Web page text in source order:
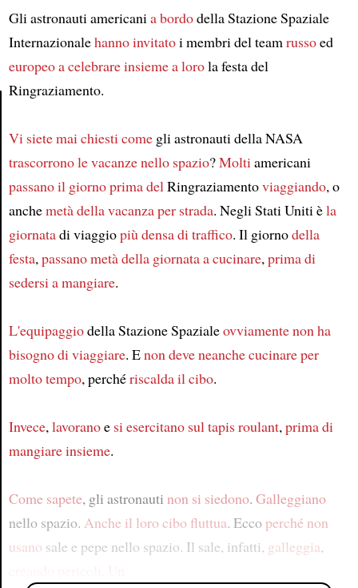
Article
Gli astronauti americania bordodella Stazione Spaziale
Internazionalehanno invitatoi membri del teamrussoed
europeoa celebrareinsieme a lorola festa del
Ringraziamento.
Vi siete mai chiesticomegli astronauti della NASA
trascorronole vacanzenello spazio?Moltiamericani
passanoil giornoprima delRingraziamentoviaggiando, o
anchemetàdella vacanzaper strada. Negli Stati Uniti èla
giornatadi viaggiopiù densa di traffico. Il giornodella
festa,passanometà della giornataa cucinare,prima di
sedersia mangiare.
L'equipaggiodella Stazione Spazialeovviamentenon ha
bisognodi viaggiare. Enon deveneanchecucinareper
molto tempo, perchériscaldail cibo.
Invece,lavoranoe si esercitano sul tapis roulant,prima di
mangiareinsieme.
Come sapete, gli astronauti non si siedono. Galleggiano
nello spazio. Anche il loro cibo fluttua. Ecco perché non
usano sale e pepe nello spazio. Il sale, infatti, galleggia,